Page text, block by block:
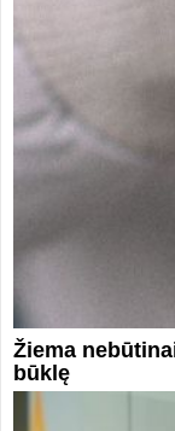
Žiema
būklę